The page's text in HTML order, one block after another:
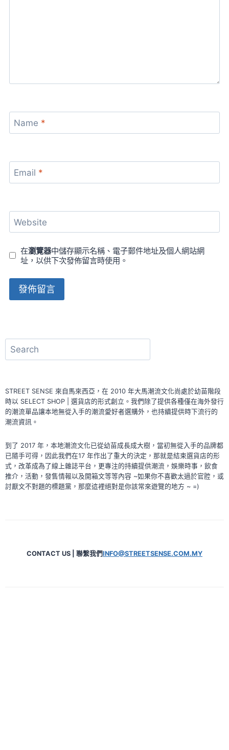
Name *
Email *
Website
在瀏覽器中儲存顯示名稱、電子郵件地址及個人網站網
址，以供下次發佈留言時使用。
搜
尋
STREET SENSE 來自馬來西亞，在 2010 年大馬潮流文化尚處於幼苗階段
時以 SELECT SHOP | 選貨店的形式創立。我們除了提供各種僅在海外發行
的潮流單品讓本地無從入手的潮流愛好者選購外，也持續提供時下流行的
潮流資訊。
到了 2017 年，本地潮流文化已從幼苗成長成大樹，當初無從入手的品牌都
已隨手可得，因此我們在17 年作出了重大的決定，那就是結束選貨店的形
式，改革成為了線上雜誌平台，更專注的持續提供潮流，娛樂時事，飲食
推介，活動，發售情報以及開箱文等等內容 ~如果你不喜歡太過於官腔，或
討厭文不對題的標題黨，那麼這裡絕對是你該常來遊覽的地方 ~ =)
CONTACT US | 聯繫我們INFO@STREETSENSE.COM.MY